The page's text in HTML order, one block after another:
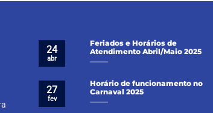
Feriados e Horários de
Atendimento Abril/Maio 2025
24
abr
Horário de funcionamento no
Carnaval 2025
27
fev